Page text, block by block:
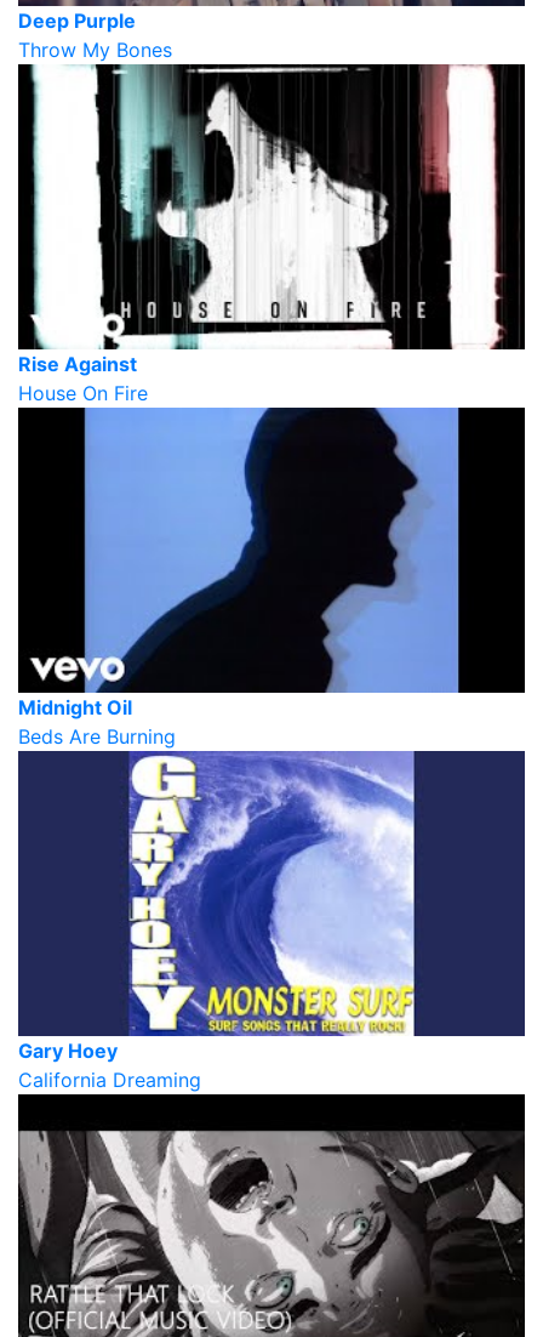
Deep Purple
Throw My Bones
Rise Against
House On Fire
Midnight Oil
Beds Are Burning
Gary Hoey
California Dreaming